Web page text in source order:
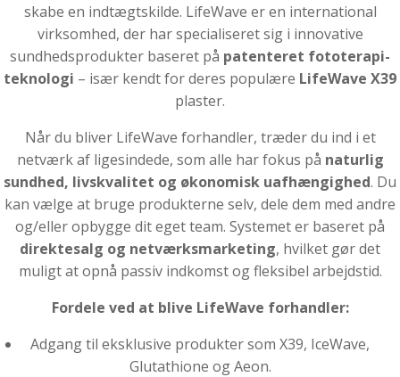
skabe en indtægtskilde. LifeWave er en international
virksomhed, der har specialiseret sig i innovative
sundhedsprodukter baseret på patenteret fototerapi-
teknologi – især kendt for deres populære LifeWave X39
plaster.
Når du bliver LifeWave forhandler, træder du ind i et
netværk af ligesindede, som alle har fokus på naturlig
sundhed, livskvalitet og økonomisk uafhængighed. Du
kan vælge at bruge produkterne selv, dele dem med andre
og/eller opbygge dit eget team. Systemet er baseret på
direktesalg og netværksmarketing, hvilket gør det
muligt at opnå passiv indkomst og fleksibel arbejdstid.
Fordele ved at blive LifeWave forhandler:
Adgang til eksklusive produkter som X39, IceWave,
Glutathione og Aeon.